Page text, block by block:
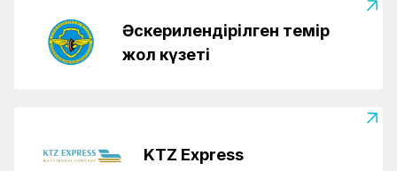
Әскерилендірілген темір
жол күзеті
KTZ Express